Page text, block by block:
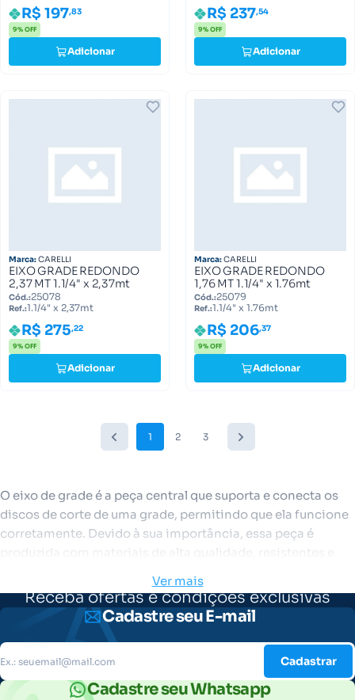
R$ 197,83
9% OFF
Adicionar
R$ 237,54
9% OFF
Adicionar
Marca:CARELLI
EIXO GRADE REDONDO
2,37 MT 1.1/4" x 2,37mt
Cód.:25078
Ref.:1.1/4" x 2,37mt
R$ 275,22
9% OFF
Adicionar
Marca:CARELLI
EIXO GRADE REDONDO
1,76 MT 1.1/4" x 1.76mt
Cód.:25079
Ref.:1.1/4" x 1.76mt
R$ 206,37
9% OFF
Adicionar
1 2 3
O eixo de grade é a peça central que suporta e conecta os
discos de corte de uma grade, permitindo que ela funcione
corretamente. Devido à sua importância, essa peça é
produzida com materiais de alta qualidade, resistentes e
Somos parceiros de quem produz, por isso, temos eixos
para grade redondos e quadrados, em várias medidas
diferentes para que você possa escolher a peça ideal para
os implementos agrícolas. Continue a leitura e confira
todos os detalhes.
Ver mais
Receba ofertas e condições exclusivas
Cadastre seu E-mail
Cadastrar
Cadastre seu Whatsapp